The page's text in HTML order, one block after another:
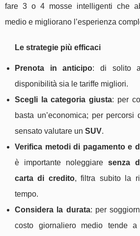
fare 3 o 4 mosse intelligenti che
medio e migliorano l’esperienza
Le strategie più efficaci
Prenota in anticipo: di solito
disponibilità sia le tariffe migliori.
Scegli la categoria giusta: per
basta un’economica; per
sensato valutare un SUV.
Verifica metodi di pagamento e
è importante noleggiare senza
carta di credito, filtra subito la
tempo.
Considera la durata: per
costo giornaliero medio tende